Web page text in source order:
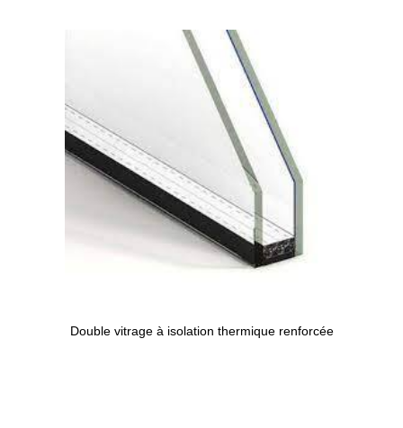
Double vitrage à isolation thermique renforcée